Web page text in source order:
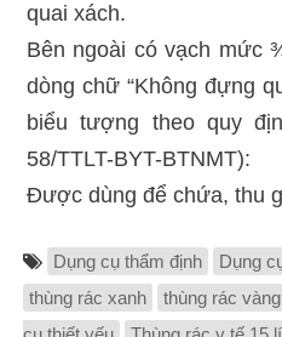
quai xách.
Bên ngoài có vạch mức
dòng chữ “Không đựng
biểu tượng theo quy
58/TTLT-BYT-BTNMT):
Được dùng để chứa, thu
Dụng cụ thẩm định Dụng
thùng rác xanh
thùng rác vàng